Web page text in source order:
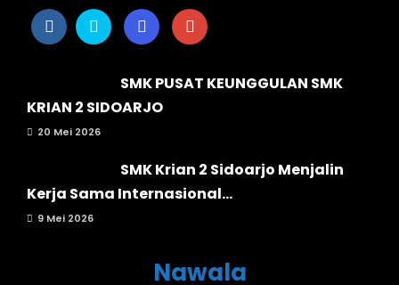
SMK PUSAT KEUNGGULAN SMK
KRIAN 2 SIDOARJO
20 Mei 2026
SMK Krian 2 Sidoarjo Menjalin
Kerja Sama Internasional...
9 Mei 2026
Nawala